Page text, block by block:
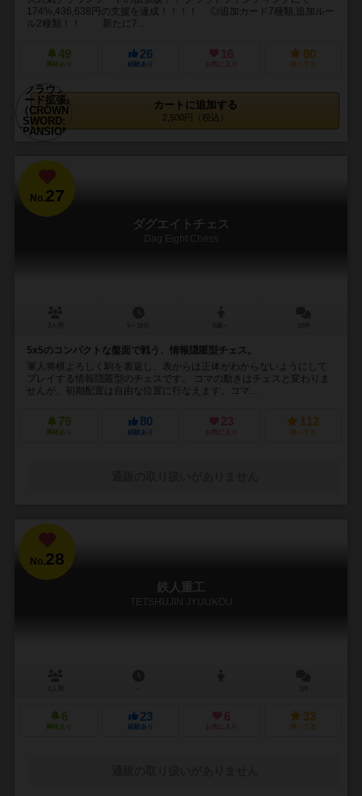
174%,436,638円の支援を達成！！！！ ◎追加カード7種類,追加ルー
ル2種類！！ 新たに7...
49
興味あり
26
経験あり
16
お気に入り
80
持ってる
カートに追加する
2,500円（税込）
No.27
ダグエイトチェス
Dag Eight Chess
5x5のコンパクトな盤面で戦う、情報隠匿型チェス。
軍人将棋よろしく駒を裏返し、表からは正体がわからないようにして
プレイする情報隠匿型のチェスです。 コマの動きはチェスと変わりま
せんが、初期配置は自由な位置に行なえます。コマ...
79
興味あり
80
経験あり
23
お気に入り
112
持ってる
No.28
鉄人重工
TETSHUJIN JYUUKOU
6
興味あり
23
経験あり
6
お気に入り
33
持ってる